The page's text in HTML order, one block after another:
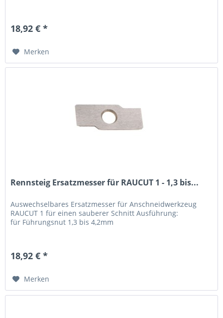
18,92 € *
Merken
Rennsteig Ersatzmesser für RAUCUT 1 - 1,3 bis...
Auswechselbares Ersatzmesser für Anschneidwerkzeug
RAUCUT 1 für einen sauberer Schnitt Ausführung:
für Führungsnut 1,3 bis 4,2mm
18,92 € *
Merken